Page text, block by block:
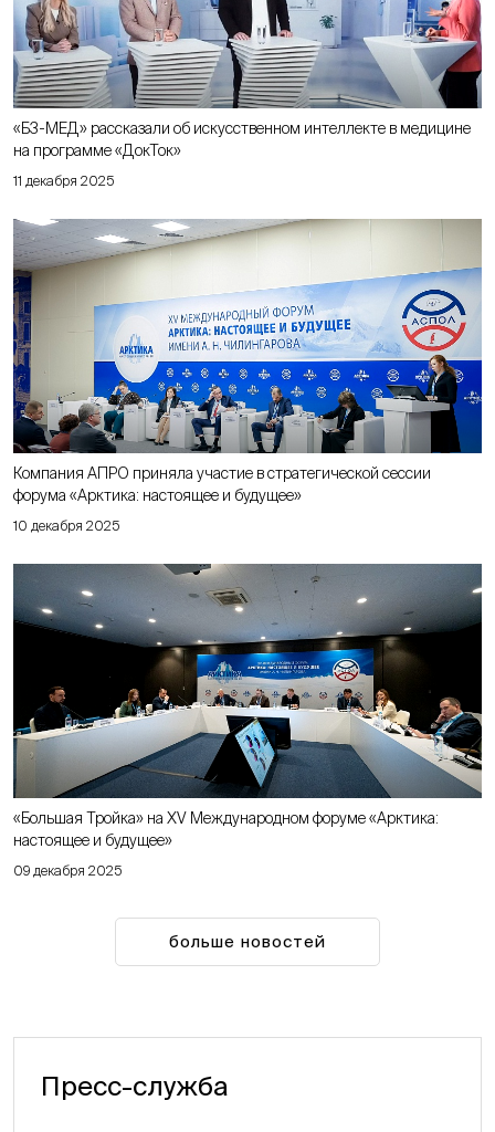
11 декабря 2025
«Б3-МЕД» рассказали об искусственном интеллекте в медицине
на программе «ДокТок»
10 декабря 2025
Компания АПРО приняла участие в стратегической сессии
форума «Арктика: настоящее и будущее»
09 декабря 2025
«Большая Тройка» на XV Международном форуме «Арктика:
настоящее и будущее»
больше новостей
Пресс-служба